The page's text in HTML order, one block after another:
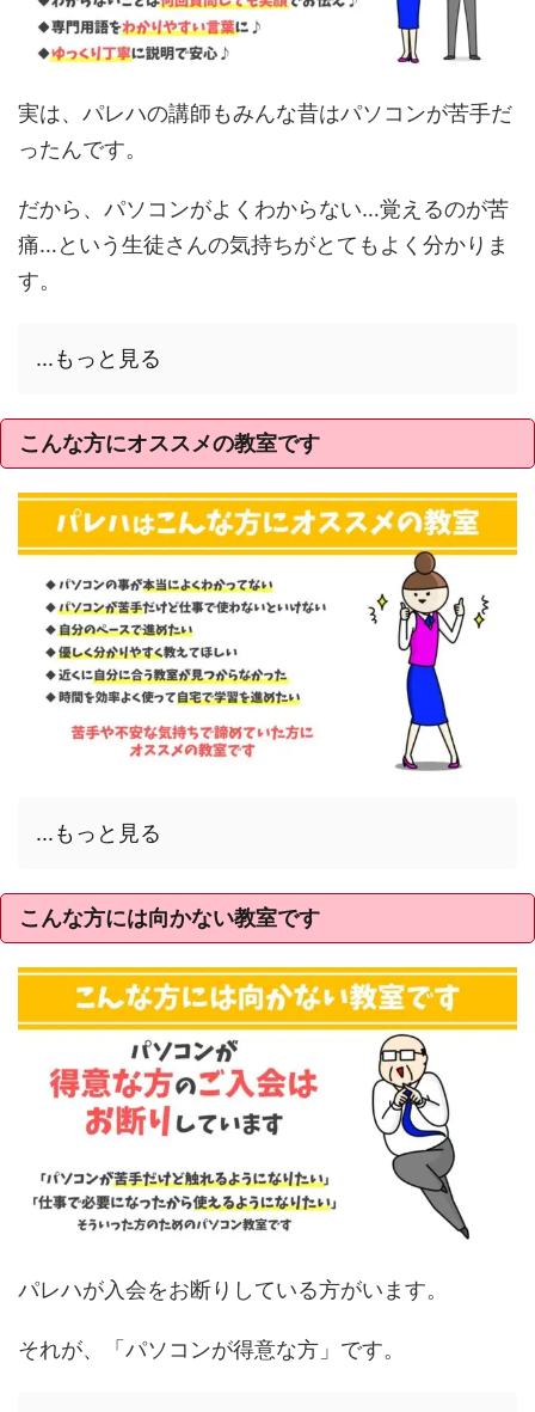
実は、パレハの講師もみんな昔はパソコンが苦手だ
ったんです。
だから、パソコンがよくわからない…覚えるのが苦
痛…という生徒さんの気持ちがとてもよく分かりま
す。
...もっと見る
こんな方にオススメの教室です
...もっと見る
こんな方には向かない教室です
パレハが入会をお断りしている方がいます。
それが、「パソコンが得意な方」です。